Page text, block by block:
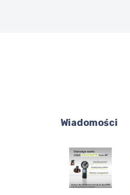
Wiadomości